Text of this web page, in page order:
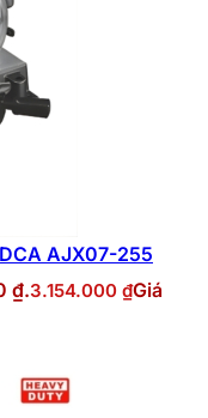
AJX07-255
₫.3.154.000 ₫Giá